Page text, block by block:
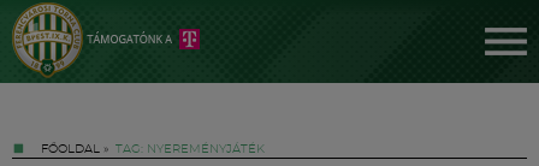
FŐOLDAL » TAG: NYEREMÉNYJÁTÉK